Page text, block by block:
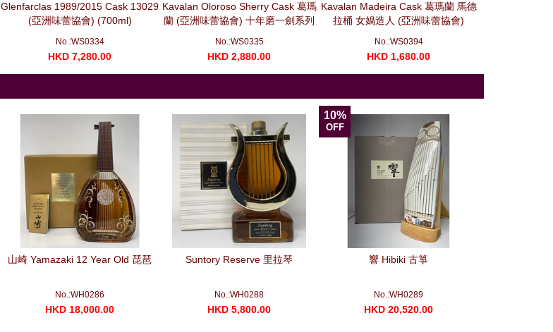
Glenfarclas 1989/2015 Cask 13029
(亞洲味蕾協會) (700ml)
No.:WS0334
HKD 7,280.00
Kavalan Oloroso Sherry Cask 葛瑪
蘭 (亞洲味蕾協會) 十年磨一劍系列
No.:WS0335
HKD 2,880.00
Kavalan Madeira Cask 葛瑪蘭 馬德
拉桶 女媧造人 (亞洲味蕾協會)
No.:WS0394
HKD 1,680.00
山崎 Yamazaki 12 Year Old 琵琶
No.:WH0286
HKD 18,000.00
Suntory Reserve 里拉琴
No.:WH0288
HKD 5,800.00
10%
OFF
響 Hibiki 古箏
No.:WH0289
HKD 20,520.00